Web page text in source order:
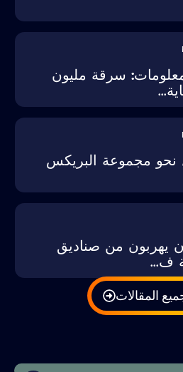
سرقة مليون
مجموعة البريكس
يهربون من صناديق
ف...
المقالات